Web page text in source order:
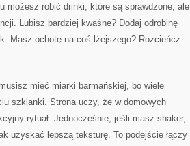
możesz robić drinki, które są sprawdzone, ale
Lubisz bardziej kwaśne? Dodaj odrobinę
Masz ochotę na coś lżejszego? Rozcieńcz
mieć miarki barmańskiej, bo wiele
szklanki. Strona uczy, że w domowych
rytuał. Jednocześnie, jeśli masz shaker,
uzyskać lepszą teksturę. To podejście łączy